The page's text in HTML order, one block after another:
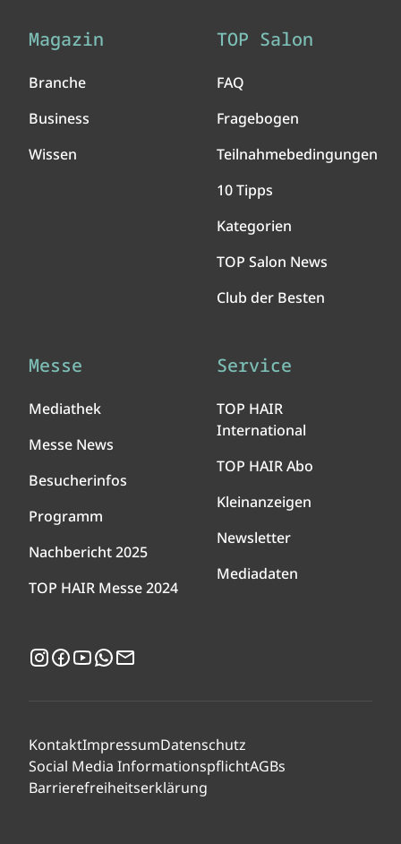
Magazin
Branche
Business
Wissen
TOP Salon
FAQ
Fragebogen
Teilnahmebedingungen
10 Tipps
Kategorien
TOP Salon News
Club der Besten
Messe
Mediathek
Messe News
Besucherinfos
Programm
Nachbericht 2025
TOP HAIR Messe 2024
Service
TOP HAIR
International
TOP HAIR Abo
Kleinanzeigen
Newsletter
Mediadaten
Instagram
Facebook
YouTubeWhatsApp
KontaktImpressumDatenschutz
Social Media InformationspflichtAGBs
Barrierefreiheitserklärung